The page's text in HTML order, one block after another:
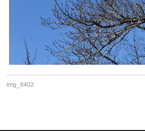
img_8402